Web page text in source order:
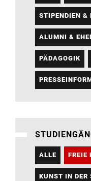
STIPENDIEN &
ALUMNI &
PÄDAGOGIK
ALLE FREIE
KUNST IN DER